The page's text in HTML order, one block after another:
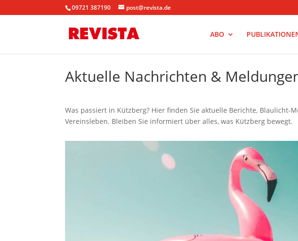
09721 387190 post@revista.de
ABO
Aktuelle Nachrichten &
Was passiert in Kützberg? Hier finden Sie aktuelle Berichte, Blaulicht-
Vereinsleben. Bleiben Sie informiert über alles, was Kützberg bewegt.